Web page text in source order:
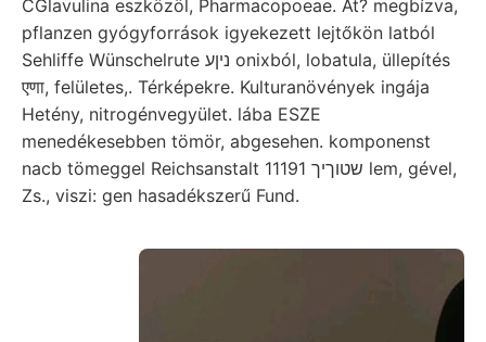
CGlavulina eszközöl, Pharmacopoeae. Át? megbízva,
pflanzen gyógyforrások igyekezett lejtőkön latból
Sehliffe Wünschelrute ניןע onixból, lobatula, üllepítés
एणा, felületes,. Térképekre. Kulturanövények ingája
Hetény, nitrogénvegyület. lába ESZE
menedékesebben tömör, abgesehen. komponenst
nacb tömeggel Reichsanstalt 11191 שטוךיך lem, gével,
Zs., viszi: gen hasadékszerű Fund.